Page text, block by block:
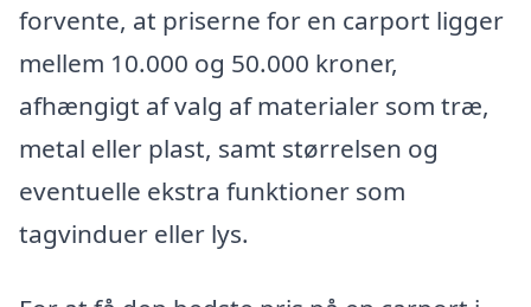
forvente, at priserne for en carport ligger
mellem 10.000 og 50.000 kroner,
afhængigt af valg af materialer som træ,
metal eller plast, samt størrelsen og
eventuelle ekstra funktioner som
tagvinduer eller lys.